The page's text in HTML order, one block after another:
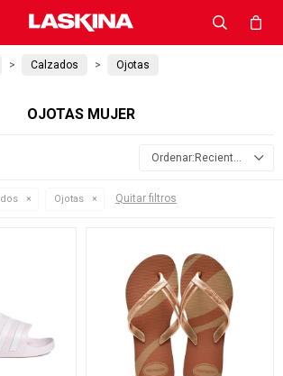
Calzados Ojotas
OJOTAS MUJER
Recientes
Ojotas Quitar filtros